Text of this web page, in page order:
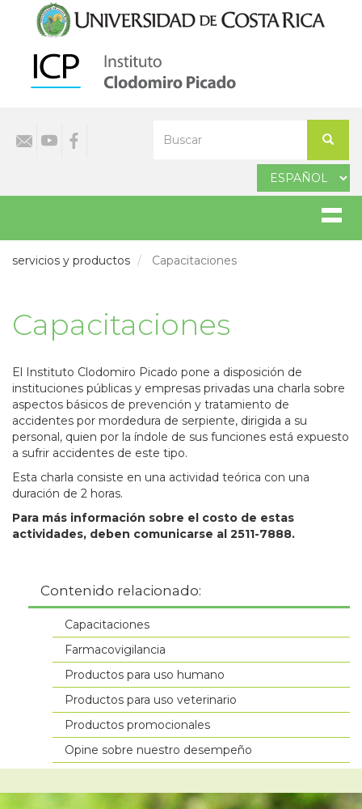
contenido
principal
Buscar
your
servicios y productos Capacitaciones
Capacitaciones
El Instituto Clodomiro Picado pone a disposición de
instituciones públicas y empresas privadas una charla sobre
aspectos básicos de prevención y tratamiento de
accidentes por mordedura de serpiente, dirigida a su
personal, quien por la índole de sus funciones está expuesto
a sufrir accidentes de este tipo.
Esta charla consiste en una actividad teórica con una
duración de 2 horas.
Para más información sobre el costo de estas
actividades, deben comunicarse al 2511-7888.
Contenido relacionado:
Capacitaciones
Farmacovigilancia
Productos para uso humano
Productos para uso veterinario
Productos promocionales
Opine sobre nuestro desempeño